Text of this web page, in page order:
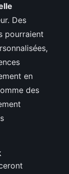
Des
pourraient
en
des